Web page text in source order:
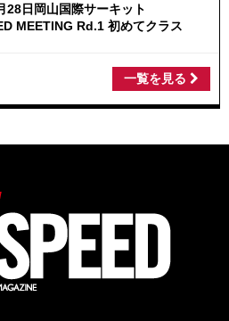
28日岡山国際サーキット
MEETING Rd.1 初めてクラス
一覧を見る